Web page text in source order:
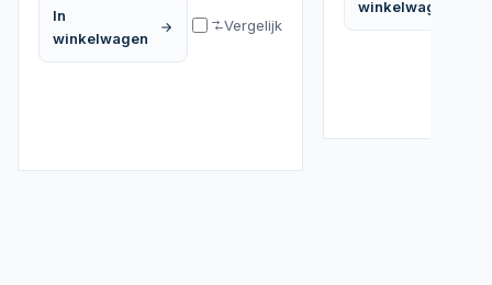
In
winkelwagen
Vergelijk
winkelwagen